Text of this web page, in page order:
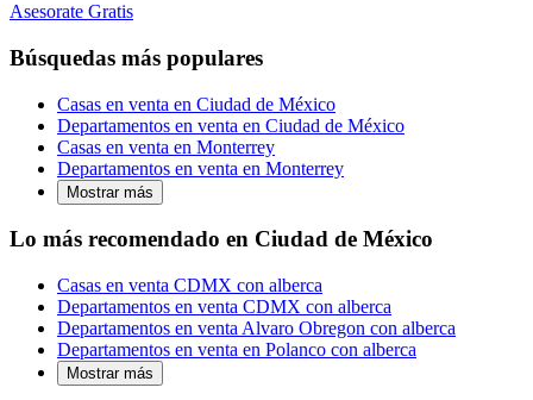
Asesorate Gratis
Búsquedas más populares
Casas en venta en Ciudad de México
Departamentos en venta en Ciudad de México
Casas en venta en Monterrey
Departamentos en venta en Monterrey
Mostrar más
Lo más recomendado en Ciudad de México
Casas en venta CDMX con alberca
Departamentos en venta CDMX con alberca
Departamentos en venta Alvaro Obregon con alberca
Departamentos en venta en Polanco con alberca
Mostrar más